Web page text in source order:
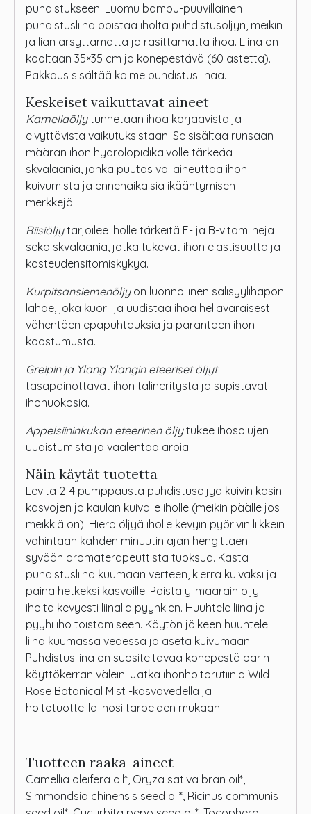
puhdistukseen. Luomu bambu-puuvillainen
puhdistusliina poistaa iholta puhdistusöljyn, meikin
ja lian ärsyttämättä ja rasittamatta ihoa. Liina on
kooltaan 35×35 cm ja konepestävä (60 astetta).
Pakkaus sisältää kolme puhdistusliinaa.
Keskeiset vaikuttavat aineet
Kameliaöljytunnetaan ihoa korjaavista ja
elvyttävistä vaikutuksistaan. Se sisältää runsaan
määrän ihon hydrolopidikalvolle tärkeää
skvalaania, jonka puutos voi aiheuttaa ihon
kuivumista ja ennenaikaisia ikääntymisen
merkkejä.
Riisiöljytarjoilee iholle tärkeitä E- ja B-vitamiineja
sekä skvalaania, jotka tukevat ihon elastisuutta ja
kosteudensitomiskykyä.
Kurpitsansiemenöljyon luonnollinen salisyylihapon
lähde, joka kuorii ja uudistaa ihoa hellävaraisesti
vähentäen epäpuhtauksia ja parantaen ihon
koostumusta.
Greipin ja Ylang Ylangin eteeriset öljyt
tasapainottavat ihon talineritystä ja supistavat
ihohuokosia.
Appelsiininkukan eteerinen öljytukee ihosolujen
uudistumista ja vaalentaa arpia.
Näin käytät tuotetta
Levitä 2-4 pumppausta puhdistusöljyä kuivin käsin
kasvojen ja kaulan kuivalle iholle (meikin päälle jos
meikkiä on). Hiero öljyä iholle kevyin pyörivin liikkein
vähintään kahden minuutin ajan hengittäen
syvään aromaterapeuttista tuoksua. Kasta
puhdistusliina kuumaan verteen, kierrä kuivaksi ja
paina hetkeksi kasvoille. Poista ylimääräin öljy
iholta kevyesti liinalla pyyhkien. Huuhtele liina ja
pyyhi iho toistamiseen. Käytön jälkeen huuhtele
liina kuumassa vedessä ja aseta kuivumaan.
Puhdistusliina on suositeltavaa konepestä parin
käyttökerran välein. Jatka ihonhoitorutiinia Wild
Rose Botanical Mist -kasvovedellä ja
hoitotuotteilla ihosi tarpeiden mukaan.
Tuotteen raaka-aineet
Camellia oleifera oil*, Oryza sativa bran oil*,
Simmondsia chinensis seed oil*, Ricinus communis